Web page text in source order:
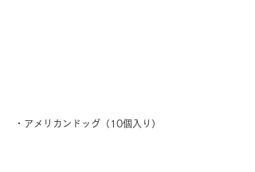
・アメリカンドッグ（10個入り）